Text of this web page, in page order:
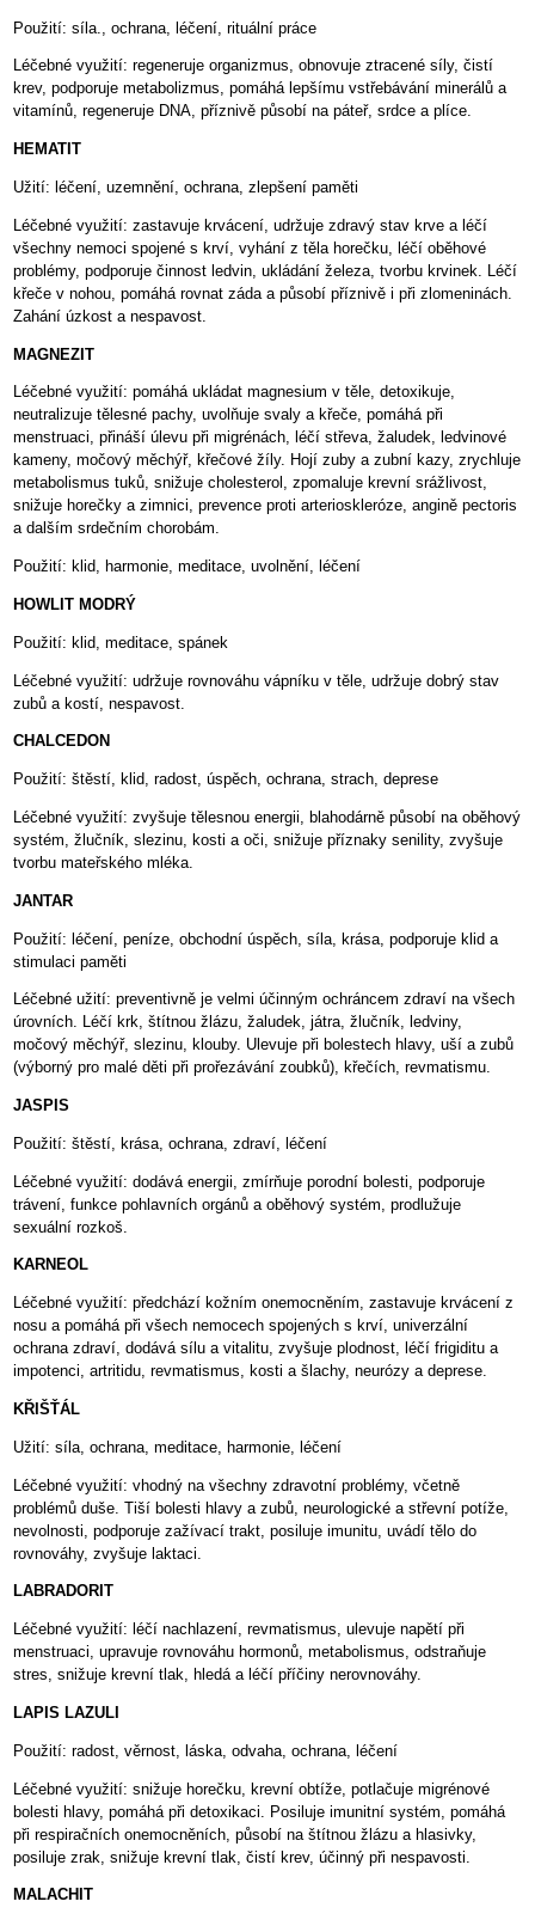
Použití: síla., ochrana, léčení, rituální práce
Léčebné využití: regeneruje organizmus, obnovuje ztracené síly, čistí
krev, podporuje metabolizmus, pomáhá lepšímu vstřebávání minerálů a
vitamínů, regeneruje DNA, příznivě působí na páteř, srdce a plíce.
HEMATIT
Užití: léčení, uzemnění, ochrana, zlepšení paměti
Léčebné využití: zastavuje krvácení, udržuje zdravý stav krve a léčí
všechny nemoci spojené s krví, vyhání z těla horečku, léčí oběhové
problémy, podporuje činnost ledvin, ukládání železa, tvorbu krvinek. Léčí
křeče v nohou, pomáhá rovnat záda a působí příznivě i při zlomeninách.
Zahání úzkost a nespavost.
MAGNEZIT
Léčebné využití: pomáhá ukládat magnesium v těle, detoxikuje,
neutralizuje tělesné pachy, uvolňuje svaly a křeče, pomáhá při
menstruaci, přináší úlevu při migrénách, léčí střeva, žaludek, ledvinové
kameny, močový měchýř, křečové žíly. Hojí zuby a zubní kazy, zrychluje
metabolismus tuků, snižuje cholesterol, zpomaluje krevní srážlivost,
snižuje horečky a zimnici, prevence proti arterioskleróze, angině pectoris
a dalším srdečním chorobám.
Použití: klid, harmonie, meditace, uvolnění, léčení
HOWLIT MODRÝ
Použití: klid, meditace, spánek
Léčebné využití: udržuje rovnováhu vápníku v těle, udržuje dobrý stav
zubů a kostí, nespavost.
CHALCEDON
Použití: štěstí, klid, radost, úspěch, ochrana, strach, deprese
Léčebné využití: zvyšuje tělesnou energii, blahodárně působí na oběhový
systém, žlučník, slezinu, kosti a oči, snižuje příznaky senility, zvyšuje
tvorbu mateřského mléka.
JANTAR
Použití: léčení, peníze, obchodní úspěch, síla, krása, podporuje klid a
stimulaci paměti
Léčebné užití: preventivně je velmi účinným ochráncem zdraví na všech
úrovních. Léčí krk, štítnou žlázu, žaludek, játra, žlučník, ledviny,
močový měchýř, slezinu, klouby. Ulevuje při bolestech hlavy, uší a zubů
(výborný pro malé děti při prořezávání zoubků), křečích, revmatismu.
JASPIS
Použití: štěstí, krása, ochrana, zdraví, léčení
Léčebné využití: dodává energii, zmírňuje porodní bolesti, podporuje
trávení, funkce pohlavních orgánů a oběhový systém, prodlužuje
sexuální rozkoš.
KARNEOL
Léčebné využití: předchází kožním onemocněním, zastavuje krvácení z
nosu a pomáhá při všech nemocech spojených s krví, univerzální
ochrana zdraví, dodává sílu a vitalitu, zvyšuje plodnost, léčí frigiditu a
impotenci, artritidu, revmatismus, kosti a šlachy, neurózy a deprese.
KŘIŠŤÁL
Užití: síla, ochrana, meditace, harmonie, léčení
Léčebné využití: vhodný na všechny zdravotní problémy, včetně
problémů duše. Tiší bolesti hlavy a zubů, neurologické a střevní potíže,
nevolnosti, podporuje zažívací trakt, posiluje imunitu, uvádí tělo do
rovnováhy, zvyšuje laktaci.
LABRADORIT
Léčebné využití: léčí nachlazení, revmatismus, ulevuje napětí při
menstruaci, upravuje rovnováhu hormonů, metabolismus, odstraňuje
stres, snižuje krevní tlak, hledá a léčí příčiny nerovnováhy.
LAPIS LAZULI
Použití: radost, věrnost, láska, odvaha, ochrana, léčení
Léčebné využití: snižuje horečku, krevní obtíže, potlačuje migrénové
bolesti hlavy, pomáhá při detoxikaci. Posiluje imunitní systém, pomáhá
při respiračních onemocněních, působí na štítnou žlázu a hlasivky,
posiluje zrak, snižuje krevní tlak, čistí krev, účinný při nespavosti.
MALACHIT